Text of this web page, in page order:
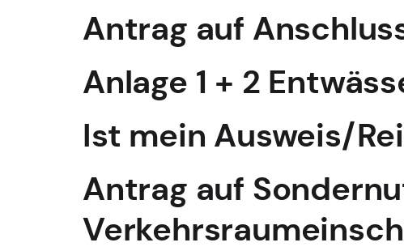
Antrag auf
Anlage 1 + 2
Ist mein Ausweis/
Antrag auf